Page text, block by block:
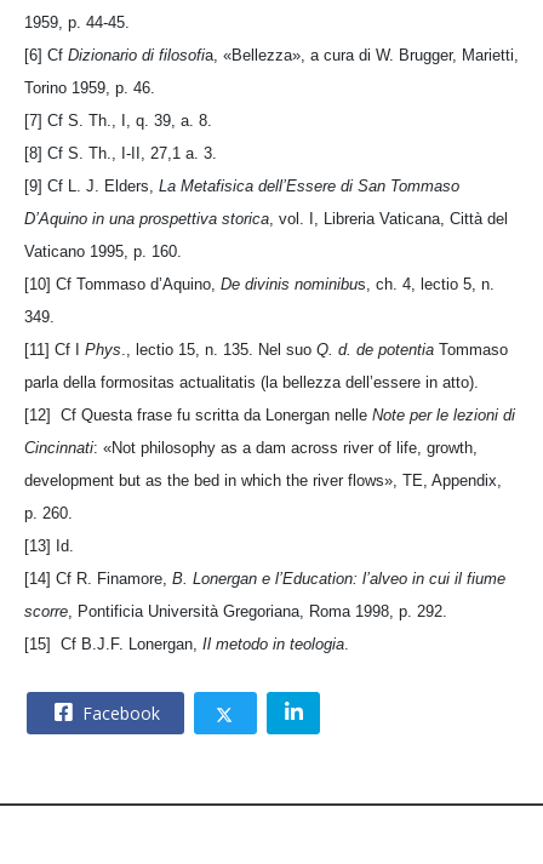
1959, p. 44-45.
[6] Cf Dizionario di filosofia, «Bellezza», a cura di W. Brugger, Marietti,
Torino 1959, p. 46.
[7] Cf S. Th., I, q. 39, a. 8.
[8] Cf S. Th., I-II, 27,1 a. 3.
[9] Cf L. J. Elders, La Metafisica dell’Essere di San Tommaso
D’Aquino in una prospettiva storica , vol. I, Libreria Vaticana, Città del
Vaticano 1995, p. 160.
[10] Cf Tommaso d’Aquino, De divinis nominibus, ch. 4, lectio 5, n.
349.
[11] Cf I Phys ., lectio 15, n. 135. Nel suo Q. d. de potentia Tommaso
parla della formositas actualitatis (la bellezza dell’essere in atto).
[12] Cf Questa frase fu scritta da Lonergan nelle Note per le lezioni di
Cincinnati: «Not philosophy as a dam across river of life, growth,
development but as the bed in which the river flows», TE, Appendix,
p. 260.
[13] Id.
[14] Cf R. Finamore, B. Lonergan e l’Education: l’alveo in cui il fiume
scorre , Pontificia Università Gregoriana, Roma 1998, p. 292.
[15] Cf B.J.F. Lonergan, Il metodo in teologia
Facebook